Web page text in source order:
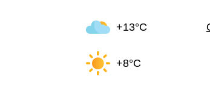
+13°C
+8°C